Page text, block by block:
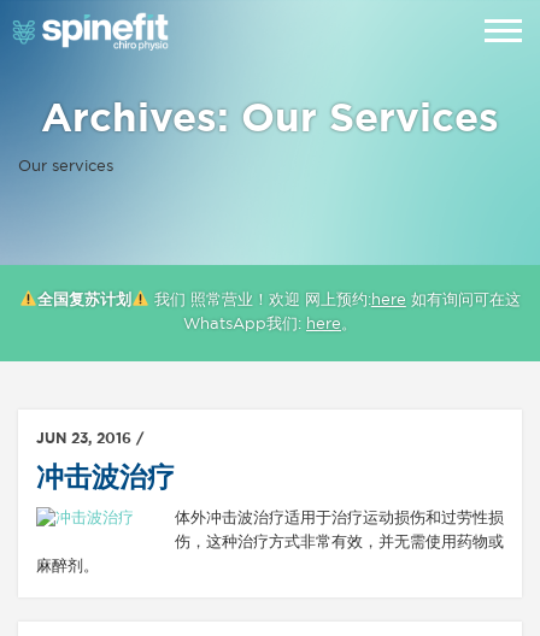
Archives: Our Services
Our services
全国复苏计划 我们 照常营业！欢迎 网上预约:here 如有询问可在这
WhatsApp我们: here。
JUN 23, 2016 /
冲击波治疗
体外冲击波治疗适用于治疗运动损伤和过劳性损
伤，这种治疗方式非常有效，并无需使用药物或
麻醉剂。